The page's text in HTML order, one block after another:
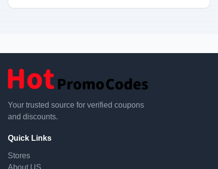
Your trusted source for verified coupons
and discounts.
Quick Links
Stores
About US